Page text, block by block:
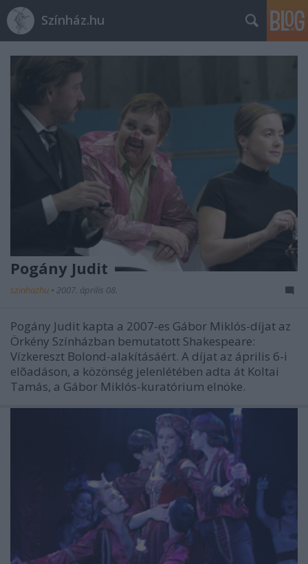
Színház.hu
Pogány Judit
szinhazhu • 2007. április 08.
Pogány Judit kapta a 2007-es Gábor Miklós-díjat az
Örkény Színházban bemutatott Shakespeare:
Vízkereszt Bolond-alakításáért. A díjat az április 6-i
elõadáson, a közönség jelenlétében adta át Koltai
Tamás, a Gábor Miklós-kuratórium elnöke.